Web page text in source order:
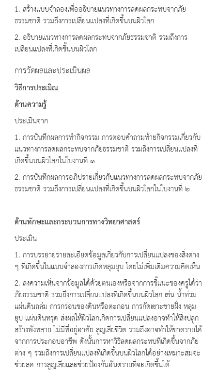
1. สร้างแบบจำลองเพื่ออธิบายแนวทางการลดผลกระทบจากภัย
ธรรมชาติ รวมถึงการเปลี่ยนแปลงที่เกิดขึ้นบนผิวโลก
2. อธิบายแนวทางการลดผลกระทบจากภัยธรรมชาติ รวมถึงการ
เปลี่ยนแปลงที่เกิดขึ้นบนผิวโลก
การวัดผลและประเมินผล
วิธีการประเมิณ
ด้านความรู้
ประเมินจาก
1. การบันทึกผลการทำกิจกรรม การตอบคำถามท้ายกิจกรรมเกี่ยวกับ
แนวทางการลดผลกระทบจากภัยธรรมชาติ รวมถึงการเปลี่ยนแปลงที่
เกิดขึ้นบนผิวโลกในใบงานที่ ๑
2. การบันทึกผลการอภิปรายเกี่ยวกับแนวทางการลดผลกระทบจากภัย
ธรรมชาติ รวมถึงการเปลี่ยนแปลงที่เกิดขึ้นบนผิวโลกในใบงานที่ ๒
ด้านทักษะและกระบวนการทางวิทยาศาสตร์
ประเมิน
1. การบรรยายรายละเอียดข้อมูลเกี่ยวกับการเปลี่ยนแปลงของสิ่งต่าง
ๆ ที่เกิดขึ้นในแบบจำลองการเกิดหลุมยุบ โดยไม่เพิ่มเติมความคิดเห็น
2. ลงความเห็นจากข้อมูลได้ด้วยตนเองหรือจากการชี้แนะของครูได้ว่า
ภัยธรรมชาติ รวมถึงการเปลี่ยนแปลงที่เกิดขึ้นบนผิวโลก เช่น น้ำท่วม
แผ่นดินถล่ม การกร่อนของดินหรือตะกอน การกัดเซาะชายฝั่ง หลุม
ยุบ แผ่นดินทรุด ส่งผลให้ผิวโลกเกิดการเปลี่ยนแปลงอาจทำให้สิ่งปลูก
สร้างพังทลาย ไม่มีที่อยู่อาศัย สูญเสียชีวิต รวมถึงอาจทำให้ขาดรายได้
จากการประกอบอาชีพ ดังนั้นการหาวิธีลดผลกระทบที่เกิดขึ้นจากภัย
ต่าง ๆ รวมถึงการเปลี่ยนแปลงที่เกิดขึ้นบนผิวโลกได้อย่างเหมาะสมจะ
ช่วยลด การสูญเสียและช่วยป้องกันอันตรายที่จะเกิดขึ้นได้